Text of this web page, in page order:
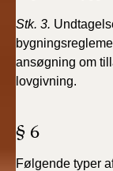
Stk. 3.
ansøgning om
lovgivning.
§ 6
Følgende typer